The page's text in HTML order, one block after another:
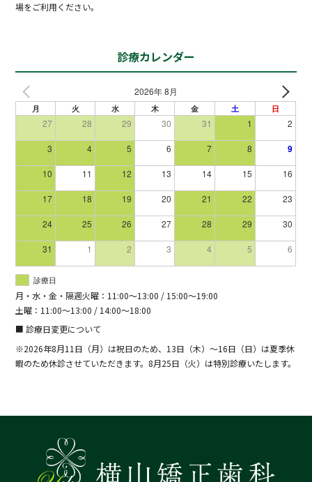
場をご利用ください。
診療カレンダー
2026年 8月
月 火 水 木 金 土 日
27 28 29 30 31 1 2
3 4 5 6 7 8 9
10 11 12 13 14 15 16
17 18 19 20 21 22 23
24 25 26 27 28 29 30
31 1 2 3 4 5 6
診療日
月・水・金・隔週火曜：11:00～13:00 / 15:00～19:00
土曜：11:00～13:00 / 14:00～18:00
■ 診療日変更について
※2026年8月11日（月）は祝日のため、13日（木）～16日（日）は夏季休
暇のため休診させていただきます。8月25日（火）は特別診療いたします。